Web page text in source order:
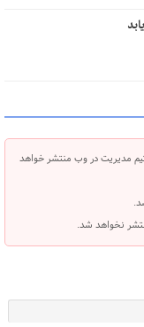
مدیریت در وب منتشر خواهد
نخواهد شد.